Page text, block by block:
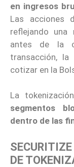
en ingresos
Las acciones
reflejando una
antes de la
transacción, la
cotizar en la
La
segmentos
dentro de las
DE